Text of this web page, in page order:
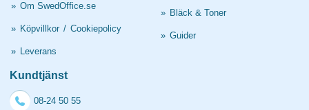
» Om SwedOffice.se
» Köpvillkor / Cookiepolicy
» Leverans
» Bläck & Toner
» Guider
Kundtjänst
08-24 50 55